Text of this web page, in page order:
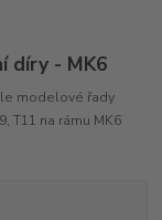
díry - MK6
modelové řady
T11 na rámu MK6